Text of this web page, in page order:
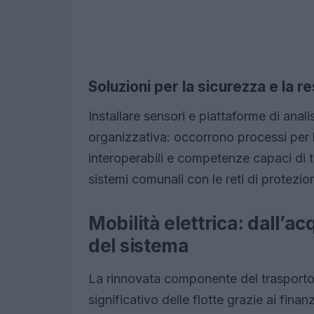
Soluzioni per la sicurezza e la
Installare sensori e piattaforme di
organizzativa: occorrono processi
interoperabili e competenze capaci di
sistemi comunali con le reti di
Mobilità elettrica:
del sistema
La rinnovata componente del
significativo delle flotte grazie ai